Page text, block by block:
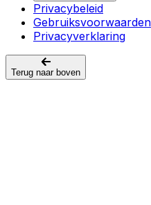
Privacybeleid
Gebruiksvoorwaarden
Privacyverklaring
Terug naar boven